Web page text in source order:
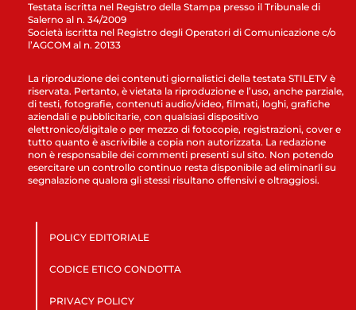
Testata iscritta nel Registro della Stampa presso il Tribunale di
Salerno al n. 34/2009
Società iscritta nel Registro degli Operatori di Comunicazione c/o
l’AGCOM al n. 20133
La riproduzione dei contenuti giornalistici della testata STILETV è
riservata. Pertanto, è vietata la riproduzione e l’uso, anche parziale,
di testi, fotografie, contenuti audio/video, filmati, loghi, grafiche
aziendali e pubblicitarie, con qualsiasi dispositivo
elettronico/digitale o per mezzo di fotocopie, registrazioni, cover e
tutto quanto è ascrivibile a copia non autorizzata. La redazione
non è responsabile dei commenti presenti sul sito. Non potendo
esercitare un controllo continuo resta disponibile ad eliminarli su
segnalazione qualora gli stessi risultano offensivi e oltraggiosi.
POLICY EDITORIALE
CODICE ETICO CONDOTTA
PRIVACY POLICY